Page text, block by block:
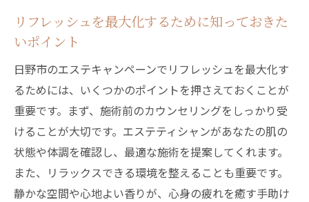
日野市でしか味わえない特別なエステ体験
リラクゼーションを深めるための環境づく
り
心と体に優しいエステの秘訣
エステでのリラクゼーションの持続方法
特別な時間を楽しむための心構え
プロフェッショナルな施術で日々の疲れを癒す
エステ体験
リフレッシュを最大化するために知っておきた
いポイント
日野市のエステキャンペーンでリフレッシュを最大化す
るためには、いくつかのポイントを押さえておくことが
重要です。まず、施術前のカウンセリングをしっかり受
けることが大切です。エステティシャンがあなたの肌の
状態や体調を確認し、最適な施術を提案してくれます。
また、リラックスできる環境を整えることも重要です。
静かな空間や心地よい香りが、心身の疲れを癒す手助け